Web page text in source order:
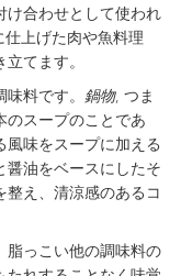
け合わせとして使われ
上げた肉や魚料理
てます。
料です。 鍋物, つま
のスープのことであ
味をスープに加える
醤油をベースにしたそ
え、清涼感のあるコ
脂っこい他の調味料の